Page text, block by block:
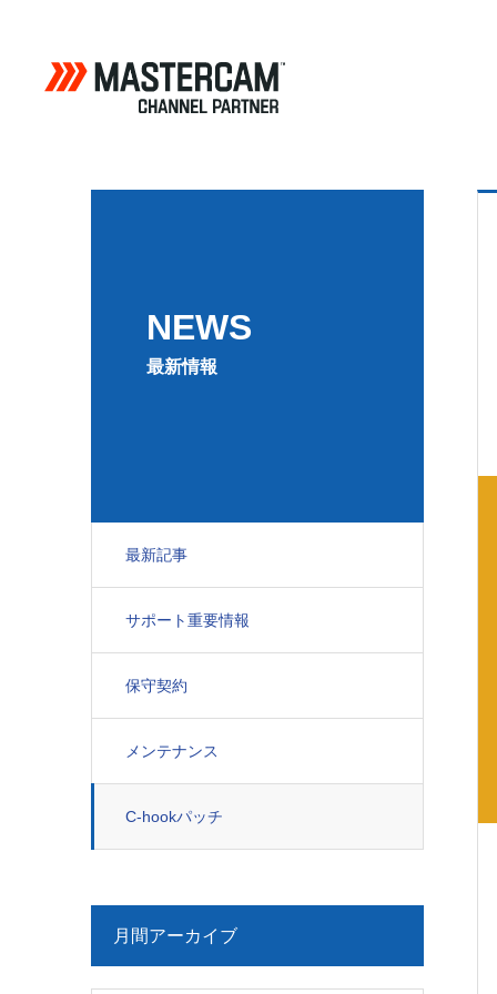
NEWS
最新情報
最新記事
サポート重要情報
保守契約
メンテナンス
C-hookパッチ
月間アーカイブ